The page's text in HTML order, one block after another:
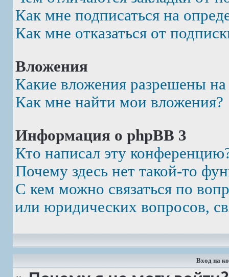
Как мне подписаться на
Как мне отказаться от
Вложения
Какие вложения разрешены
Как мне найти мои вложения?
Информация о phpBB 3
Кто написал эту
Почему здесь нет такой-то
С кем можно связаться по
или юридических вопросов,
Вход на